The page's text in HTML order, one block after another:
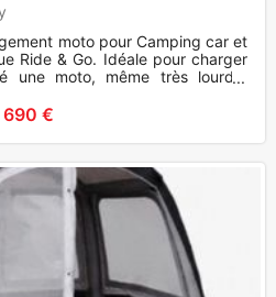
moto pour Camping car et
Ride & Go. Idéale pour charger
une moto, même très lourde.
690 €